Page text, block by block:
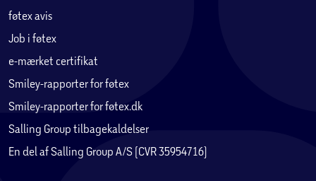
føtex avis
Job i føtex
e-mærket certifikat
Smiley-rapporter for føtex
Smiley-rapporter for føtex.dk
Salling Group tilbagekaldelser
En del af Salling Group A/S (CVR 35954716)